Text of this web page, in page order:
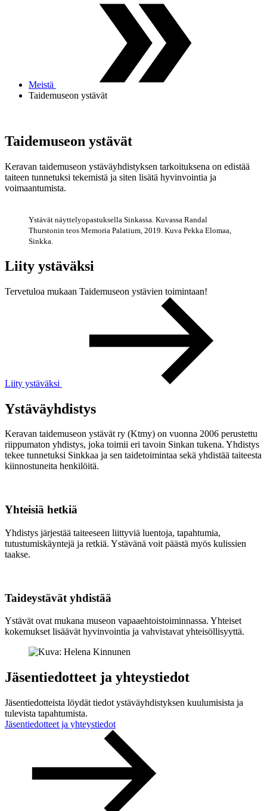
Meistä
Taidemuseon ystävät
Taidemuseon ystävät
Keravan taidemuseon ystäväyhdistyksen tarkoituksena on edistää
taiteen tunnetuksi tekemistä ja siten lisätä hyvinvointia ja
voimaantumista.
Ystävät näyttelyopastuksella Sinkassa. Kuvassa Randal
Thurstonin teos Memoria Palatium, 2019. Kuva Pekka Elomaa,
Sinkka.
Liity ystäväksi
Tervetuloa mukaan Taidemuseon ystävien toimintaan!
Liity ystäväksi
Ystäväyhdistys
Keravan taidemuseon ystävät ry (Ktmy) on vuonna 2006 perustettu
riippumaton yhdistys, joka toimii eri tavoin Sinkan tukena. Yhdistys
tekee tunnetuksi Sinkkaa ja sen taidetoimintaa sekä yhdistää taiteesta
kiinnostuneita henkilöitä.
Yhteisiä hetkiä
Yhdistys järjestää taiteeseen liittyviä luentoja, tapahtumia,
tutustumiskäyntejä ja retkiä. Ystävänä voit päästä myös kulissien
taakse.
Taideystävät yhdistää
Ystävät ovat mukana museon vapaaehtoistoiminnassa. Yhteiset
kokemukset lisäävät hyvinvointia ja vahvistavat yhteisöllisyyttä.
Jäsentiedotteet ja yhteystiedot
Jäsentiedotteista löydät tiedot ystäväyhdistyksen kuulumisista ja
tulevista tapahtumista.
Jäsentiedotteet ja yhteystiedot